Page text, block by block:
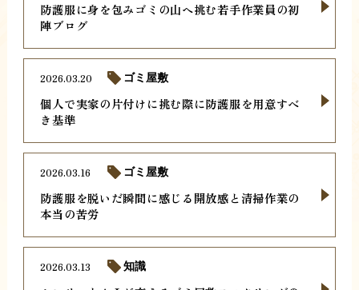
防護服に身を包みゴミの山へ挑む若手作業員の初
陣ブログ
個人で実家の片付けに挑む際に防護服を用意すべ
き基準
2026.03.20 ゴミ屋敷
防護服を脱いだ瞬間に感じる開放感と清掃作業の
本当の苦労
2026.03.16 ゴミ屋敷
2026.03.13 知識